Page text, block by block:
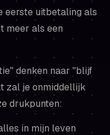
eerste uitbetaling als
meer als een
denken naar "blijf
zal je onmiddellijk
drukpunten:
in mijn leven